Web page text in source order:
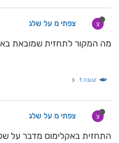
צ צפתי מ על שלג
מה המקור לתחזית שמובאת
תגובה 1
צ צפתי מ על שלג
התחזית באקלימוס מדבר על